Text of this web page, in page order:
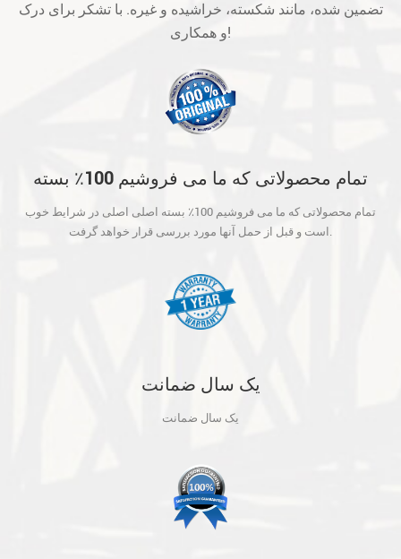
تضمین شده، مانند شکسته، خراشیده و غیره. با تشکر برای درک
و همکاری!
تمام محصولاتی که ما می فروشیم 100٪ بسته
آنها مورد بررسی قرار خواهد گرفت.
تمام محصولاتی که ما می فروشیم 100٪ بسته اصلی اصلی در شرایط خوب
است و قبل از حمل آنها مورد بررسی قرار خواهد گرفت.
یک سال ضمانت
یک سال ضمانت